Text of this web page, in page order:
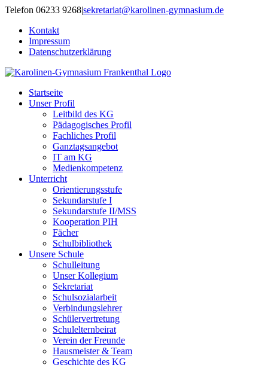
Zum
springen
Telefon 06233 9268|sekretariat@karolinen-gymnasium.de
Kontakt
Impressum
Datenschutzerklärung
Startseite
Unser Profil
Leitbild des KG
Pädagogisches Profil
Fachliches Profil
Ganztagsangebot
IT am KG
Medienkompetenz
Unterricht
Orientierungsstufe
Sekundarstufe I
Sekundarstufe II/MSS
Kooperation PIH
Fächer
Schulbibliothek
Unsere Schule
Schulleitung
Unser Kollegium
Sekretariat
Schulsozialarbeit
Verbindungslehrer
Schülervertretung
Schulelternbeirat
Verein der Freunde
Hausmeister & Team
Geschichte des KG